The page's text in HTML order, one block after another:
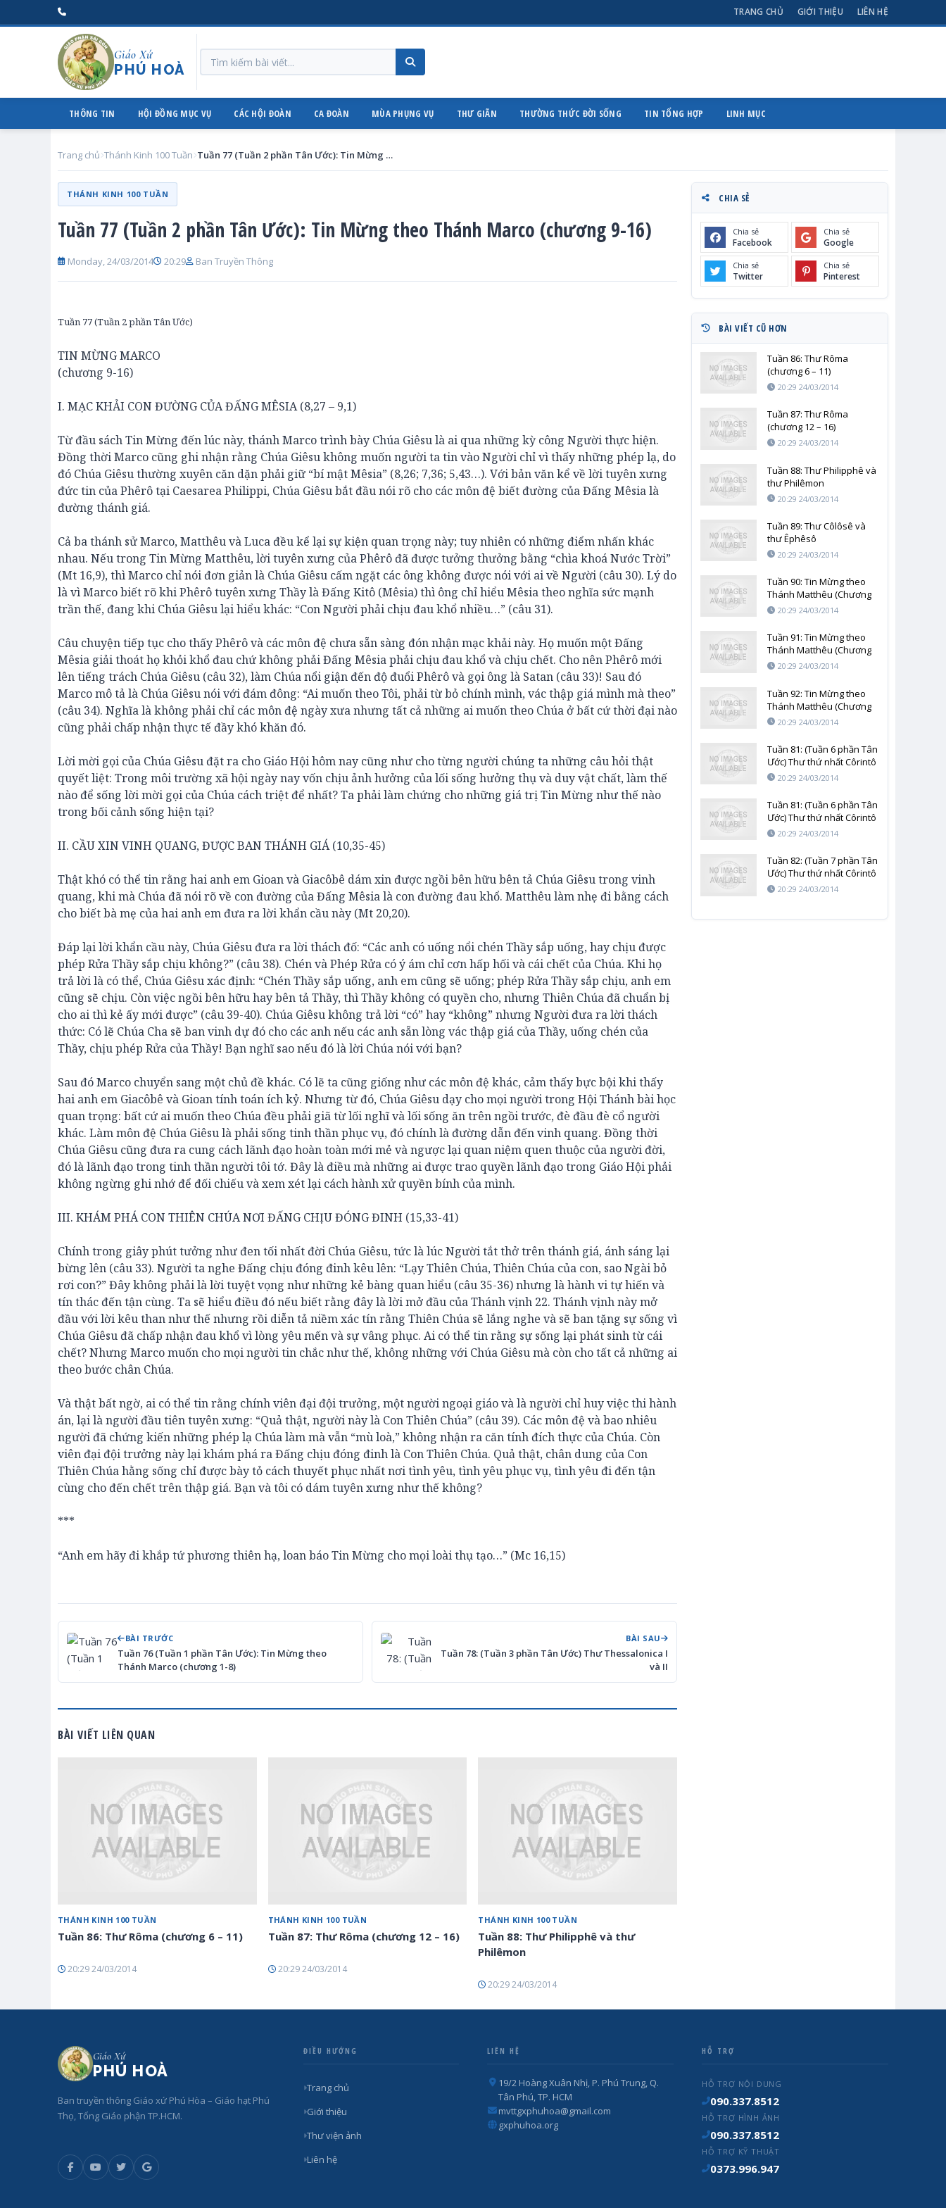
TRANG CHỦ GIỚI THIỆU LIÊN HỆ
Giáo Xứ
PHÚ HOÀ
THÔNG TIN HỘI ĐỒNG MỤC VỤ CÁC HỘI ĐOÀN CA ĐOÀN MÙA PHỤNG VỤ THƯ GIÃN THƯỜNG THỨC ĐỜI SỐNG TIN TỔNG HỢP LINH MỤC
Trang chủ Thánh Kinh 100 Tuần Tuần 77 (Tuần 2 phần Tân Ước): Tin Mừng theo Thánh Marco (chương 9-16)
THÁNH KINH 100 TUẦN
Tuần 77 (Tuần 2 phần Tân Ước): Tin Mừng theo Thánh Marco (chương 9-16)
Monday, 24/03/2014 20:29 Ban Truyền Thông
Tuần 77 (Tuần 2 phần Tân Ước)
TIN MỪNG MARCO
(chương 9-16)
I. MẠC KHẢI CON ĐƯỜNG CỦA ĐẤNG MÊSIA (8,27 – 9,1)
Từ đầu sách Tin Mừng đến lúc này, thánh Marco trình bày Chúa Giêsu là ai qua những kỳ công Người thực hiện.
Đồng thời Marco cũng ghi nhận rằng Chúa Giêsu không muốn người ta tin vào Người chỉ vì thấy những phép lạ, do
đó Chúa Giêsu thường xuyên căn dặn phải giữ “bí mật Mêsia” (8,26; 7,36; 5,43…). Với bản văn kể về lời tuyên xưng
đức tin của Phêrô tại Caesarea Philippi, Chúa Giêsu bắt đầu nói rõ cho các môn đệ biết đường của Đấng Mêsia là
đường thánh giá.
Cả ba thánh sử Marco, Matthêu và Luca đều kể lại sự kiện quan trọng này; tuy nhiên có những điểm nhấn khác
nhau. Nếu trong Tin Mừng Matthêu, lời tuyên xưng của Phêrô đã được tưởng thưởng bằng “chìa khoá Nước Trời”
(Mt 16,9), thì Marco chỉ nói đơn giản là Chúa Giêsu cấm ngặt các ông không được nói với ai về Người (câu 30). Lý do
là vì Marco biết rõ khi Phêrô tuyên xưng Thầy là Đấng Kitô (Mêsia) thì ông chỉ hiểu Mêsia theo nghĩa sức mạnh
trần thế, đang khi Chúa Giêsu lại hiểu khác: “Con Người phải chịu đau khổ nhiều…” (câu 31).
Câu chuyện tiếp tục cho thấy Phêrô và các môn đệ chưa sẵn sàng đón nhận mạc khải này. Họ muốn một Đấng
Mêsia giải thoát họ khỏi khổ đau chứ không phải Đấng Mêsia phải chịu đau khổ và chịu chết. Cho nên Phêrô mới
lên tiếng trách Chúa Giêsu (câu 32), làm Chúa nổi giận đến độ đuổi Phêrô và gọi ông là Satan (câu 33)! Sau đó
Marco mô tả là Chúa Giêsu nói với đám đông: “Ai muốn theo Tôi, phải từ bỏ chính mình, vác thập giá mình mà theo”
(câu 34). Nghĩa là không phải chỉ các môn đệ ngày xưa nhưng tất cả những ai muốn theo Chúa ở bất cứ thời đại nào
cũng phải chấp nhận thực tế đầy khó khăn đó.
Lời mời gọi của Chúa Giêsu đặt ra cho Giáo Hội hôm nay cũng như cho từng người chúng ta những câu hỏi thật
quyết liệt: Trong môi trường xã hội ngày nay vốn chịu ảnh hưởng của lối sống hưởng thụ và duy vật chất, làm thế
nào để sống lời mời gọi của Chúa cách triệt để nhất? Ta phải làm chứng cho những giá trị Tin Mừng như thế nào
trong bối cảnh sống hiện tại?
II. CẦU XIN VINH QUANG, ĐƯỢC BAN THÁNH GIÁ (10,35-45)
Thật khó có thể tin rằng hai anh em Gioan và Giacôbê dám xin được ngồi bên hữu bên tả Chúa Giêsu trong vinh
quang, khi mà Chúa đã nói rõ về con đường của Đấng Mêsia là con đường đau khổ. Matthêu làm nhẹ đi bằng cách
cho biết bà mẹ của hai anh em đưa ra lời khẩn cầu này (Mt 20,20).
Đáp lại lời khẩn cầu này, Chúa Giêsu đưa ra lời thách đố: “Các anh có uống nổi chén Thầy sắp uống, hay chịu được
phép Rửa Thầy sắp chịu không?” (câu 38). Chén và Phép Rửa có ý ám chỉ cơn hấp hối và cái chết của Chúa. Khi họ
trả lời là có thể, Chúa Giêsu xác định: “Chén Thầy sắp uống, anh em cũng sẽ uống; phép Rửa Thầy sắp chịu, anh em
cũng sẽ chịu. Còn việc ngồi bên hữu hay bên tả Thầy, thì Thầy không có quyền cho, nhưng Thiên Chúa đã chuẩn bị
cho ai thì kẻ ấy mới được” (câu 39-40). Chúa Giêsu không trả lời “có” hay “không” nhưng Người đưa ra lời thách
thức: Có lẽ Chúa Cha sẽ ban vinh dự đó cho các anh nếu các anh sẵn lòng vác thập giá của Thầy, uống chén của
Thầy, chịu phép Rửa của Thầy! Bạn nghĩ sao nếu đó là lời Chúa nói với bạn?
Sau đó Marco chuyển sang một chủ đề khác. Có lẽ ta cũng giống như các môn đệ khác, cảm thấy bực bội khi thấy
hai anh em Giacôbê và Gioan tính toán ích kỷ. Nhưng từ đó, Chúa Giêsu dạy cho mọi người trong Hội Thánh bài học
quan trọng: bất cứ ai muốn theo Chúa đều phải giã từ lối nghĩ và lối sống ăn trên ngồi trước, đè đầu đè cổ người
khác. Làm môn đệ Chúa Giêsu là phải sống tinh thần phục vụ, đó chính là đường dẫn đến vinh quang. Đồng thời
Chúa Giêsu cũng đưa ra cung cách lãnh đạo hoàn toàn mới mẻ và ngược lại quan niệm quen thuộc của người đời,
đó là lãnh đạo trong tinh thần người tôi tớ. Đây là điều mà những ai được trao quyền lãnh đạo trong Giáo Hội phải
không ngừng ghi nhớ để đối chiếu và xem xét lại cách hành xử quyền bính của mình.
III. KHÁM PHÁ CON THIÊN CHÚA NƠI ĐẤNG CHỊU ĐÓNG ĐINH (15,33-41)
Chính trong giây phút tưởng như đen tối nhất đời Chúa Giêsu, tức là lúc Người tắt thở trên thánh giá, ánh sáng lại
bừng lên (câu 33). Người ta nghe Đấng chịu đóng đinh kêu lên: “Lạy Thiên Chúa, Thiên Chúa của con, sao Ngài bỏ
rơi con?” Đây không phải là lời tuyệt vọng như những kẻ bàng quan hiểu (câu 35-36) nhưng là hành vi tự hiến và
tín thác đến tận cùng. Ta sẽ hiểu điều đó nếu biết rằng đây là lời mở đầu của Thánh vịnh 22. Thánh vịnh này mở
đầu với lời kêu than như thế nhưng rồi diễn tả niềm xác tín rằng Thiên Chúa sẽ lắng nghe và sẽ ban tặng sự sống vì
Chúa Giêsu đã chấp nhận đau khổ vì lòng yêu mến và sự vâng phục. Ai có thể tin rằng sự sống lại phát sinh từ cái
chết? Nhưng Marco muốn cho mọi người tin chắc như thế, không những với Chúa Giêsu mà còn cho tất cả những ai
theo bước chân Chúa.
Và thật bất ngờ, ai có thể tin rằng chính viên đại đội trưởng, một người ngoại giáo và là người chỉ huy việc thi hành
án, lại là người đầu tiên tuyên xưng: “Quả thật, người này là Con Thiên Chúa” (câu 39). Các môn đệ và bao nhiêu
người đã chứng kiến những phép lạ Chúa làm mà vẫn “mù loà,” không nhận ra căn tính đích thực của Chúa. Còn
viên đại đội trưởng này lại khám phá ra Đấng chịu đóng đinh là Con Thiên Chúa. Quả thật, chân dung của Con
Thiên Chúa hằng sống chỉ được bày tỏ cách thuyết phục nhất nơi tình yêu, tình yêu phục vụ, tình yêu đi đến tận
cùng cho đến chết trên thập giá. Bạn và tôi có dám tuyên xưng như thế không?
***
“Anh em hãy đi khắp tứ phương thiên hạ, loan báo Tin Mừng cho mọi loài thụ tạo…” (Mc 16,15)
BÀI TRƯỚC
Tuần 76 (Tuần 1 phần Tân Ước): Tin Mừng theo
Thánh Marco (chương 1-8)
BÀI SAU
Tuần 78: (Tuần 3 phần Tân Ước) Thư Thessalonica I
và II
BÀI VIẾT LIÊN QUAN
THÁNH KINH 100 TUẦN
Tuần 86: Thư Rôma (chương 6 – 11)
20:29 24/03/2014
THÁNH KINH 100 TUẦN
Tuần 87: Thư Rôma (chương 12 – 16)
20:29 24/03/2014
THÁNH KINH 100 TUẦN
Tuần 88: Thư Philipphê và thư
Philêmon
20:29 24/03/2014
CHIA SẺ
Chia sẻ
Facebook
Chia sẻ
Google
Chia sẻ
Twitter
Chia sẻ
Pinterest
BÀI VIẾT CŨ HƠN
Tuần 86: Thư Rôma
(chương 6 – 11)
20:29 24/03/2014
Tuần 87: Thư Rôma
(chương 12 – 16)
20:29 24/03/2014
Tuần 88: Thư Philipphê và
thư Philêmon
20:29 24/03/2014
Tuần 89: Thư Côlôsê và
thư Êphêsô
20:29 24/03/2014
Tuần 90: Tin Mừng theo
Thánh Matthêu (Chương
1-6)20:29 24/03/2014
Tuần 91: Tin Mừng theo
Thánh Matthêu (Chương
7-12)20:29 24/03/2014
Tuần 92: Tin Mừng theo
Thánh Matthêu (Chương
13-19)
20:29 24/03/2014
Tuần 81: (Tuần 6 phần Tân
Ước) Thư thứ nhất Côrintô
(chương 8 – 12)
20:29 24/03/2014
Tuần 81: (Tuần 6 phần Tân
Ước) Thư thứ nhất Côrintô
(chương 8 – 12)
20:29 24/03/2014
Tuần 82: (Tuần 7 phần Tân
Ước) Thư thứ nhất Côrintô
(chương 13 – 16)
20:29 24/03/2014
Giáo Xứ
PHÚ HOÀ
Ban truyền thông Giáo xứ Phú Hòa – Giáo hạt Phú
Thọ, Tổng Giáo phận TP.HCM.
ĐIỀU HƯỚNG
Trang chủ
Giới thiệu
Thư viện ảnh
Liên hệ
LIÊN HỆ
19/2 Hoàng Xuân Nhị, P. Phú Trung, Q.
Tân Phú, TP. HCM
mvttgxphuhoa@gmail.com
gxphuhoa.org
HỖ TRỢ
HỖ TRỢ NỘI DUNG
090.337.8512
HỖ TRỢ HÌNH ẢNH
090.337.8512
HỖ TRỢ KỸ THUẬT
0373.996.947